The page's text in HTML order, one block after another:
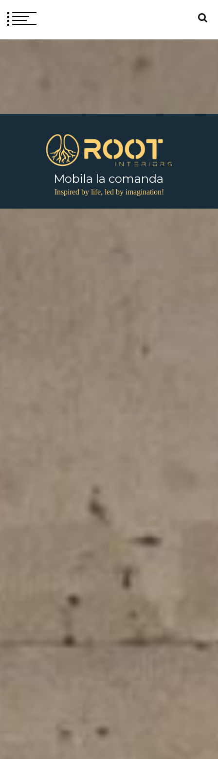
Mobila la comanda
Inspired by life, led by imagination!